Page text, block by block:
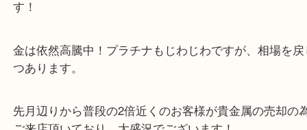
本日は大量の貴金属を長田区のお客様より買取させ
金かどうかわからない物なども1点ずつ査定させて